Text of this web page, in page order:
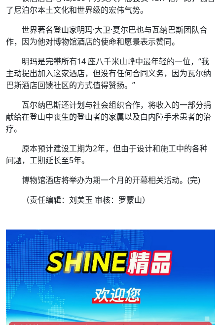
了尼泊尔本土文化和世界级的宏伟气势。
世界著名登山家明玛·大卫·夏尔巴也与瓦纳巴斯团队合
作，因为他对博物馆酒店的使命和愿景表示赞同。
明玛是完攀所有14 座八千米山峰中最年轻的一位，“我
主动提出加入这家酒店，但没有任何合同义务，因为瓦尔纳
巴斯酒店回馈社区的方式值得赞扬。”
瓦尔纳巴斯还计划与社会组织合作，将收入的一部分捐
献给在登山中丧生的登山者的家属以及白内障手术患者的治
疗。
原本预计建设工期为2年，但由于设计和施工中的各种
问题，工期延长至5年。
博物馆酒店将举办为期一个月的开幕相关活动。(完)
（责任编辑：刘美玉 审核：罗蒙山）